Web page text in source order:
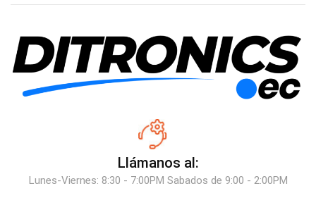
Llámanos al:
Lunes-Viernes: 8:30 - 7:00PM Sabados de 9:00 - 2:00PM